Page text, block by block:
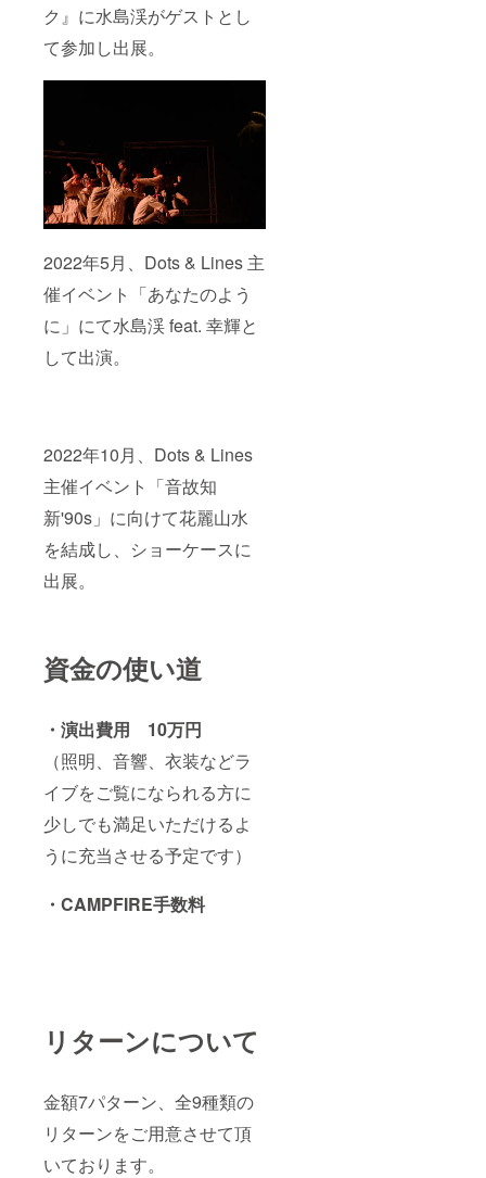
ク』に水島渓がゲストとし
て参加し出展。
2022年5月、Dots & Lines 主
催イベント「あなたのよう
に」にて水島渓 feat. 幸輝と
して出演。
2022年10月、Dots & Lines
主催イベント「音故知
新'90s」に向けて花麗山水
を結成し、ショーケースに
出展。
資金の使い道
・演出費用 10万円
（照明、音響、衣装などラ
イブをご覧になられる方に
少しでも満足いただけるよ
うに充当させる予定です）
・CAMPFIRE手数料
リターンについて
金額7パターン、全9種類の
リターンをご用意させて頂
いております。